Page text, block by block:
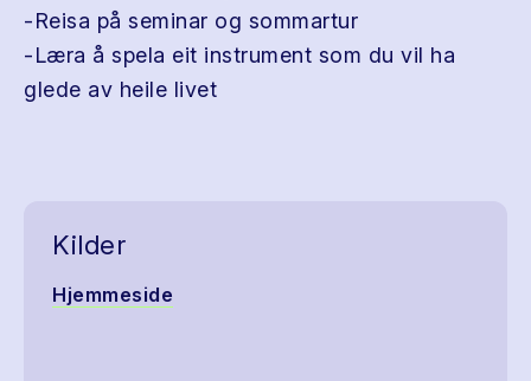
-Reisa på seminar og sommartur
-Læra å spela eit instrument som du vil ha
glede av heile livet
Kilder
Hjemmeside